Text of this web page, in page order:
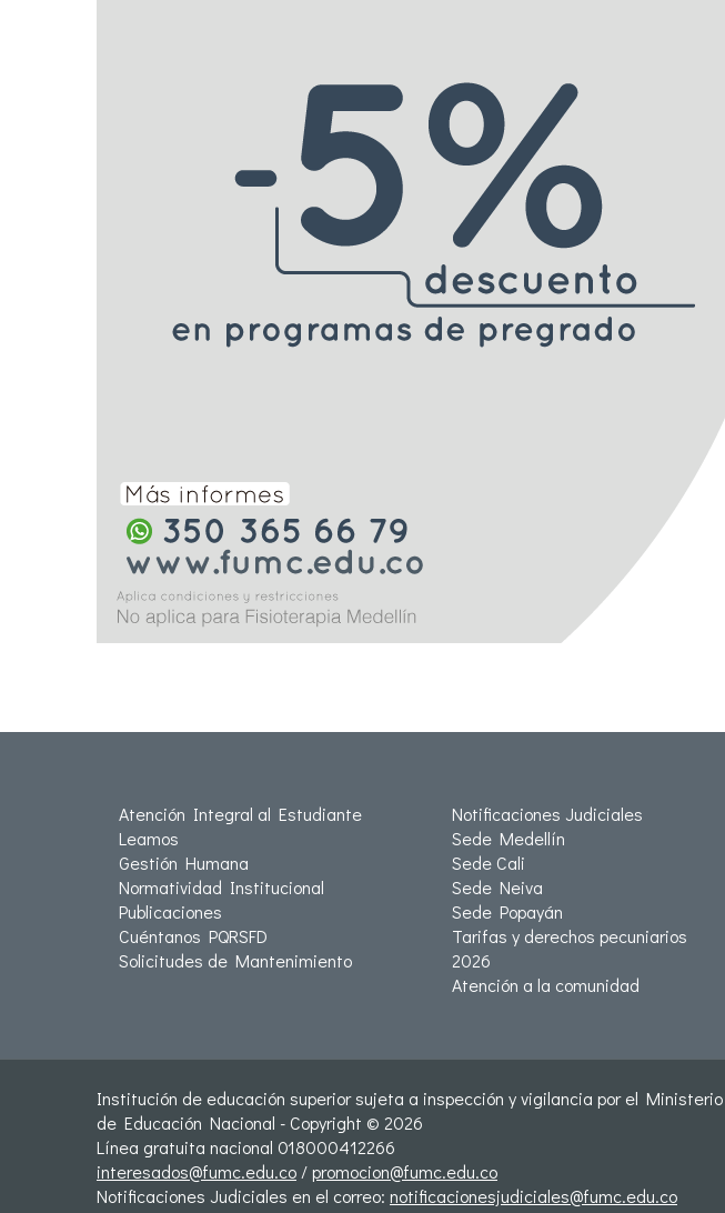
Atención Integral al Estudiante
Leamos
Gestión Humana
Normatividad Institucional
Publicaciones
Cuéntanos PQRSFD
Solicitudes de Mantenimiento
Notificaciones Judiciales
Sede Medellín
Sede Cali
Sede Neiva
Sede Popayán
Tarifas y derechos pecuniarios
2026
Atención a la comunidad
Institución de educación superior sujeta a inspección y vigilancia por el Ministerio
de Educación Nacional - Copyright © 2026
Línea gratuita nacional 018000412266
interesados@fumc.edu.co /promocion@fumc.edu.co
Notificaciones Judiciales en el correo: notificacionesjudiciales@fumc.edu.co